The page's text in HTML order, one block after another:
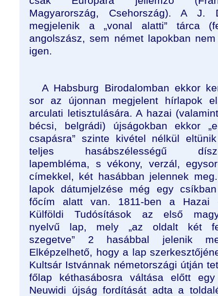
Magyarország, Csehország). A J.
megjelenik a „vonal alatti” tárca
angolszász, sem német lapokban
igen.
A Habsburg Birodalomban ekkor
sor az újonnan megjelent hírlapok
arculati letisztulására. A hazai
bécsi, belgrádi) újságokban ekkor
csapásra” szinte kivétel nélkül
teljes hasábszélességű
lapembléma, s vékony, verzál,
címekkel, két hasábban jelennek
lapok dátumjelzése még egy
főcím alatt van. 1811-ben a Hazai
Külföldi Tudósítások az első
nyelvű lap, mely „az oldalt két
szegetve” 2 hasábbal jelenik
Elképzelhető, hogy a lap
Kultsár Istvánnak németországi útján
főlap kéthasábosra váltása előtt
Neuwidi újság fordítását adta a